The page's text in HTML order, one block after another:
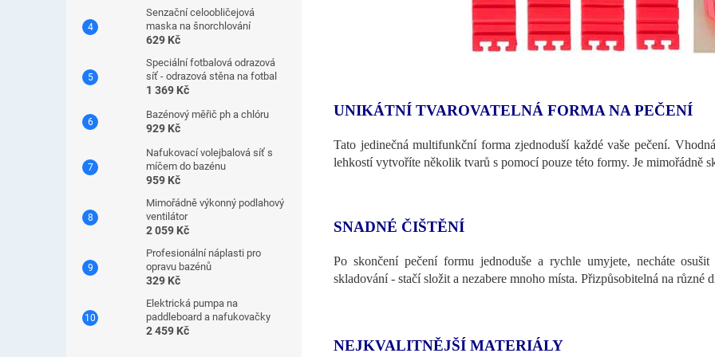
Senzační celoobličejová
maska ​​na šnorchlování
629 Kč
Speciální fotbalová odrazová
síť - odrazová stěna na fotbal
1 369 Kč
Bazénový měřič ph a chlóru
929 Kč
Nafukovací volejbalová síť s
míčem do bazénu
959 Kč
Mimořádně výkonný podlahový
ventilátor
2 059 Kč
Profesionální náplasti pro
opravu bazénů
329 Kč
Elektrická pumpa na
paddleboard a nafukovačky
2 459 Kč
UNIKÁTNÍ TVAROVATELNÁ FORMA NA PEČENÍ
Tato jedinečná multifunkční forma zjednoduší každé vaše pečení.
lehkostí vytvoříte několik tvarů s pomocí pouze této formy. Je mimořádně
SNADNÉ ČIŠTĚNÍ
Po skončení pečení formu jednoduše a rychle umyjete, necháte
skladování - stačí složit a nezabere mnoho místa. Přizpůsobitelná na různé
NEJKVALITNĚJŠÍ MATERIÁLY